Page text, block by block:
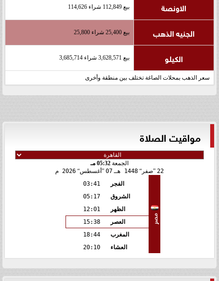
الاونصة بيع 112,849 شراء 114,626
الجنيه الذهب بيع 25,400 شراء 25,800
الكيلو بيع 3,628,571 شراء 3,685,714
سعر الذهب بمحلات الصاغة تختلف بين منطقة وأخرى
مواقيت الصلاة
الجمعة 05:32 مـ
22 صفر 1448 هـ 07 أغسطس 2026 م
مصر
الفجر
03:41
الشروق
05:17
الظهر
12:01
العصر
15:38
المغرب
18:44
العشاء
20:10